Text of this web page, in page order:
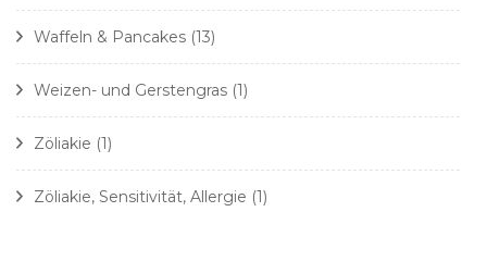
Waffeln & Pancakes (13)
Weizen- und Gerstengras (1)
Zöliakie (1)
Zöliakie, Sensitivität, Allergie (1)